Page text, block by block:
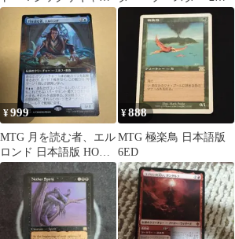
リング シークレット
外箱無し
ック 日本版と英語版
¥999
MTG 月を読む者、エル
ロンド 日本語版 HOB
拡張
¥888
MTG 極楽鳥 日本語版
6ED